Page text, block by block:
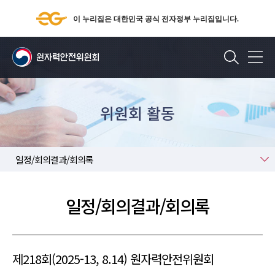
이 누리집은 대한민국 공식 전자정부 누리집입니다.
위원회 활동
일정/회의결과/회의록
일정/회의결과/회의록
제218회(2025-13, 8.14) 원자력안전위원회